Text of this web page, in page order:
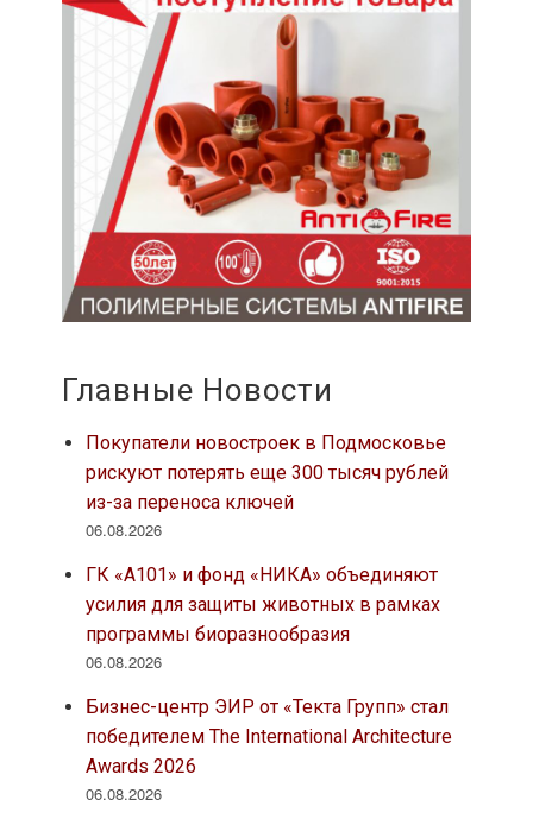
Главные Новости
Покупатели новостроек в Подмосковье
рискуют потерять еще 300 тысяч рублей
из-за переноса ключей
06.08.2026
ГК «А101» и фонд «НИКА» объединяют
усилия для защиты животных в рамках
программы биоразнообразия
06.08.2026
Бизнес-центр ЭИР от «Текта Групп» стал
победителем The International Architecture
Awards 2026
06.08.2026